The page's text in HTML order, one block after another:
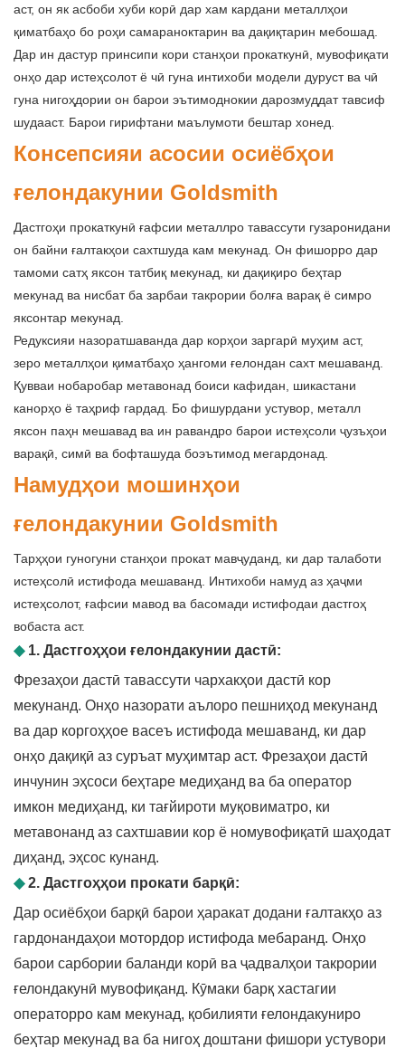
аст, он як асбоби хуби корӣ дар хам кардани металлҳои
қиматбаҳо бо роҳи самараноктарин ва дақиқтарин мебошад.
Дар ин дастур принсипи кори станҳои прокаткунӣ, мувофиқати
онҳо дар истеҳсолот ё чӣ гуна интихоби модели дуруст ва чӣ
гуна нигоҳдории он барои эътимоднокии дарозмуддат тавсиф
шудааст. Барои гирифтани маълумоти бештар хонед.
Консепсияи асосии осиёбҳои
ғелондакунии Goldsmith
Дастгоҳи прокаткунӣ ғафсии металлро тавассути гузаронидани
он байни ғалтакҳои сахтшуда кам мекунад. Он фишорро дар
тамоми сатҳ яксон татбиқ мекунад, ки дақиқиро беҳтар
мекунад ва нисбат ба зарбаи такрории болға варақ ё симро
яксонтар мекунад.
Редуксияи назоратшаванда дар корҳои заргарӣ муҳим аст,
зеро металлҳои қиматбаҳо ҳангоми ғелондан сахт мешаванд.
Қувваи нобаробар метавонад боиси кафидан, шикастани
канорҳо ё таҳриф гардад. Бо фишурдани устувор, металл
яксон паҳн мешавад ва ин равандро барои истеҳсоли ҷузъҳои
варақӣ, симӣ ва бофташуда боэътимод мегардонад.
Намудҳои мошинҳои
ғелондакунии Goldsmith
Тарҳҳои гуногуни станҳои прокат мавҷуданд, ки дар талаботи
истеҳсолӣ истифода мешаванд. Интихоби намуд аз ҳаҷми
истеҳсолот, ғафсии мавод ва басомади истифодаи дастгоҳ
вобаста аст.
◆1. Дастгоҳҳои ғелондакунии дастӣ:
Фрезаҳои дастӣ тавассути чархакҳои дастӣ кор
мекунанд. Онҳо назорати аълоро пешниҳод мекунанд
ва дар коргоҳҳое васеъ истифода мешаванд, ки дар
онҳо дақиқӣ аз суръат муҳимтар аст. Фрезаҳои дастӣ
инчунин эҳсоси беҳтаре медиҳанд ва ба оператор
имкон медиҳанд, ки тағйироти муқовиматро, ки
метавонанд аз сахтшавии кор ё номувофиқатӣ шаҳодат
диҳанд, эҳсос кунанд.
◆2. Дастгоҳҳои прокати барқӣ:
Дар осиёбҳои барқӣ барои ҳаракат додани ғалтакҳо аз
гардонандаҳои мотордор истифода мебаранд. Онҳо
барои сарбории баланди корӣ ва ҷадвалҳои такрории
ғелондакунӣ мувофиқанд. Кӯмаки барқ ​​хастагии
операторро кам мекунад, қобилияти ғелондакуниро
беҳтар мекунад ва ба нигоҳ доштани фишори устувори